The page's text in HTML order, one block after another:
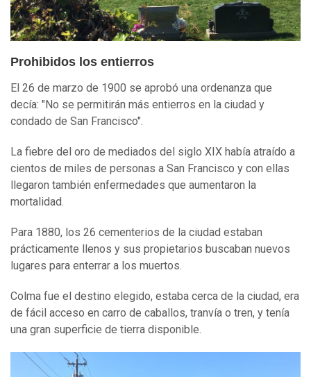
Prohibidos los entierros
El 26 de marzo de 1900 se aprobó una ordenanza que
decía: "No se permitirán más entierros en la ciudad y
condado de San Francisco".
La fiebre del oro de mediados del siglo XIX había atraído a
cientos de miles de personas a San Francisco y con ellas
llegaron también enfermedades que aumentaron la
mortalidad.
Para 1880, los 26 cementerios de la ciudad estaban
prácticamente llenos y sus propietarios buscaban nuevos
lugares para enterrar a los muertos.
Colma fue el destino elegido, estaba cerca de la ciudad, era
de fácil acceso en carro de caballos, tranvía o tren, y tenía
una gran superficie de tierra disponible.